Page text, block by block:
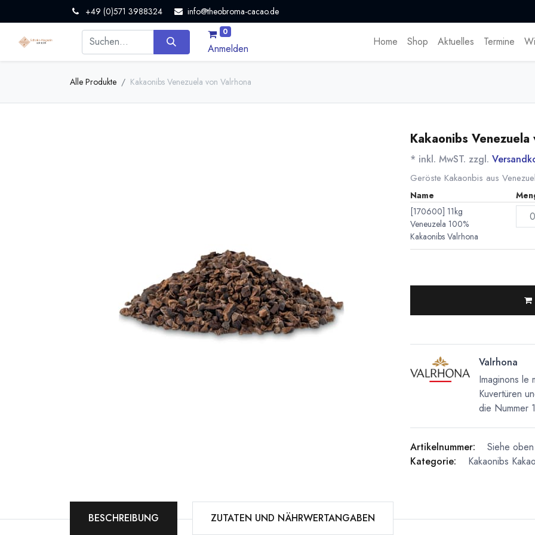
+49 (0)571 3988324 info@theobroma-cacao.de
0
Anmelden
Home Shop Aktuelles Termine
Alle Produkte Kakaonibs Venezuela von Valrhona
Kakaonibs Venezuela
* inkl. MwST. zzgl.
Geröste Kakaonbis aus
Name
[170600] 11kg
Veneuzela 100%
Kakaonibs Valrhona
Valrhona
Imaginons le
Kuvertüren
die Nummer
Artikelnummer:
Siehe
Kategorie:
Kakaonibs
BESCHREIBUNG ZUTATEN UND NÄHRWERTANGABEN